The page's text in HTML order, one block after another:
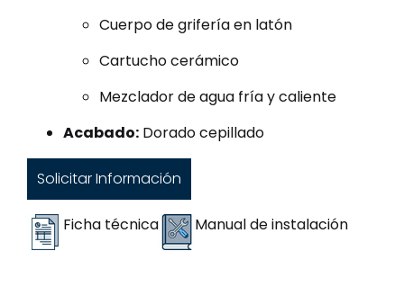
Cuerpo de grifería en latón
Cartucho cerámico
Mezclador de agua fría y caliente
Acabado: Dorado cepillado
Solicitar Información
Ficha técnica Manual de instalación